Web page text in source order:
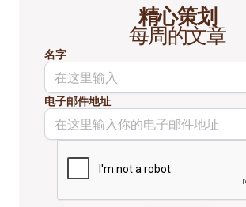
精心策划
每周的文章
名字
电子邮件地址